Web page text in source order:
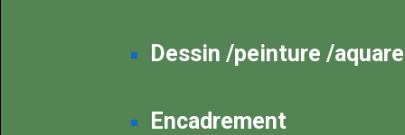
Dessin /peinture /
Encadrement